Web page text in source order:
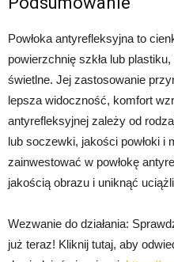
Powłoka antyrefleksyjna to
powierzchnię szkła lub
świetlne. Jej zastosowanie
lepsza widoczność, komfort
antyrefleksyjnej zależy od
lub soczewki, jakości powłoki i
zainwestować w powłokę
jakością obrazu i uniknąć
Wezwanie do działania:
już teraz! Kliknij tutaj, aby